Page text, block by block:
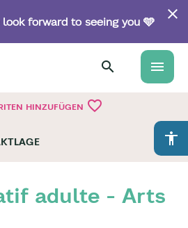
forward to seeing you 🩵
menu
HINZUFÜGEN favorite_border
accessibility
LAGE
adulte - Arts